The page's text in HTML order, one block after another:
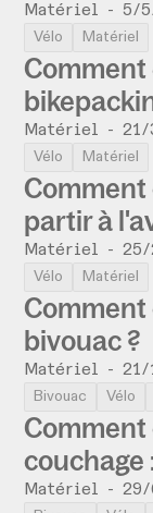
Matériel - 5/
Vélo Matériel
Comment
Matériel -21/
Vélo Matériel
Comment
partir à
Matériel -25/
Vélo Matériel
Comment
bivouac ?
Matériel -21/
Bivouac Vélo
Comment
couchage
Matériel -29/